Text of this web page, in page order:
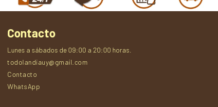
Contacto
Lunes a sábados de 09:00 a 20:00 horas.
todolandiauy@gmail.com
Contacto
WhatsApp